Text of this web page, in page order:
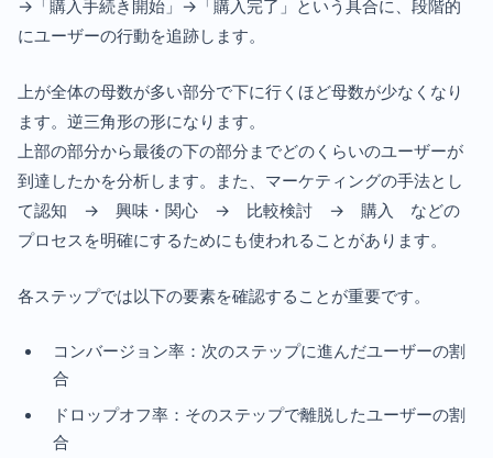
→「購入手続き開始」→「購入完了」という具合に、段階的
にユーザーの行動を追跡します。
上が全体の母数が多い部分で下に行くほど母数が少なくなり
ます。逆三角形の形になります。
上部の部分から最後の下の部分までどのくらいのユーザーが
到達したかを分析します。また、マーケティングの手法とし
て認知 → 興味・関心 → 比較検討 → 購入 などの
プロセスを明確にするためにも使われることがあります。
各ステップでは以下の要素を確認することが重要です。
コンバージョン率：次のステップに進んだユーザーの割
合
ドロップオフ率：そのステップで離脱したユーザーの割
合